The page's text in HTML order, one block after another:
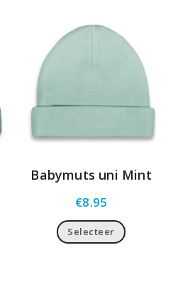
Babymuts uni Mint
€8.95
Selecteer